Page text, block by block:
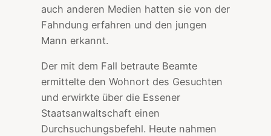
auch anderen Medien hatten sie von der
Fahndung erfahren und den jungen
Mann erkannt.
Der mit dem Fall betraute Beamte
ermittelte den Wohnort des Gesuchten
und erwirkte über die Essener
Staatsanwaltschaft einen
Durchsuchungsbefehl. Heute nahmen